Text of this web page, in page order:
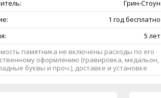
Грин-Стоун
1 год бесплатно
5 лет
памятника не включены расходы по его
оформлению (гравировка, медальон,
буквы и проч.), доставке и установке